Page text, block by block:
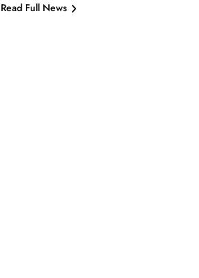
Read Full News